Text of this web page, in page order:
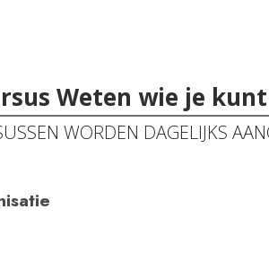
Weten wie je
WORDEN DAGELIJKS